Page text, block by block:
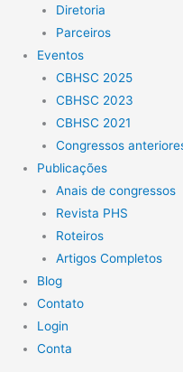
Diretoria
Parceiros
Eventos
CBHSC 2025
CBHSC 2023
CBHSC 2021
Congressos
Publicações
Anais de congressos
Revista PHS
Roteiros
Artigos Completos
Blog
Contato
Login
Conta